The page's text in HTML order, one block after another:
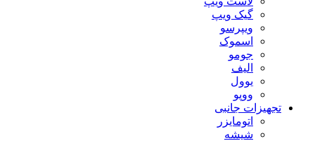
گیک ویپ
ویپرسو
اسموک
جومو
الیف
یوول
ووپو
تجهیزات جانبی
اتومایزر
شیشه